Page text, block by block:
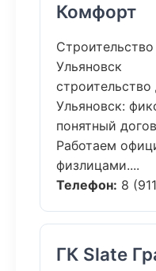
Комфорт
Ульяновск
Ульяновск:
понятный
Работаем
физлицами....
Телефон: 8
ГК Slate